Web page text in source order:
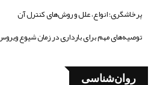
پرخاشگری؛ انواع، علل و روش‌های کنترل آن
توصیه‌های مهم برای بارداری در زمان شیوع
روان‌شناسی